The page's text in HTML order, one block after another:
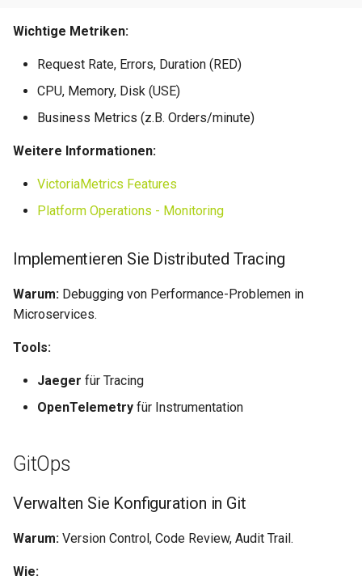
Wichtige Metriken:
Request Rate, Errors, Duration (RED)
CPU, Memory, Disk (USE)
Business Metrics (z.B. Orders/minute)
Weitere Informationen:
VictoriaMetrics Features
Platform Operations - Monitoring
Implementieren Sie Distributed Tracing
Warum: Debugging von Performance-Problemen in
Microservices.
Tools:
Jaeger für Tracing
OpenTelemetry für Instrumentation
GitOps
Verwalten Sie Konfiguration in Git
Warum: Version Control, Code Review, Audit Trail.
Wie: